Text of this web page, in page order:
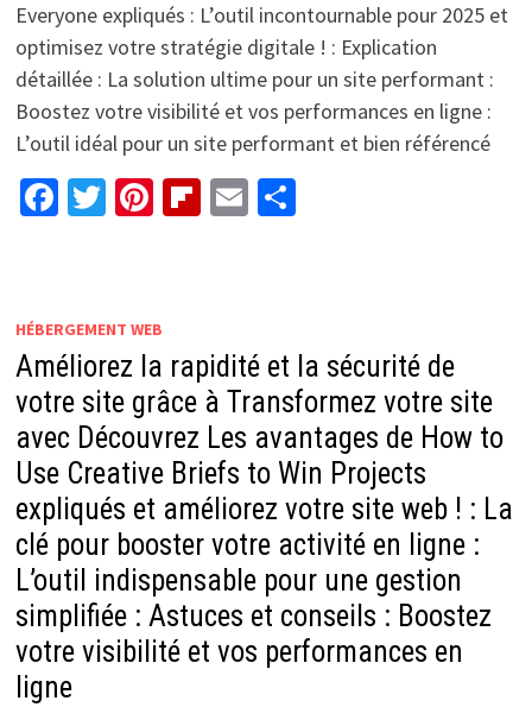
Everyone expliqués : L’outil incontournable pour 2025 et
optimisez votre stratégie digitale ! : Explication
détaillée : La solution ultime pour un site performant :
Boostez votre visibilité et vos performances en ligne :
L’outil idéal pour un site performant et bien référencé
Facebook
Twitter
Pinterest
Flipboard
EmailPartager
HÉBERGEMENT WEB
Améliorez la rapidité et la sécurité de
votre site grâce à Transformez votre site
avec Découvrez Les avantages de How to
Use Creative Briefs to Win Projects
expliqués et améliorez votre site web ! : La
clé pour booster votre activité en ligne :
L’outil indispensable pour une gestion
simplifiée : Astuces et conseils : Boostez
votre visibilité et vos performances en
ligne